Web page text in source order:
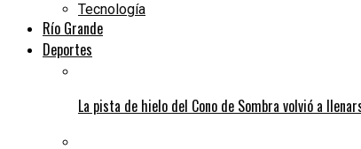
Tecnología
Río Grande
Deportes
La pista de hielo del Cono de Sombra volvió a